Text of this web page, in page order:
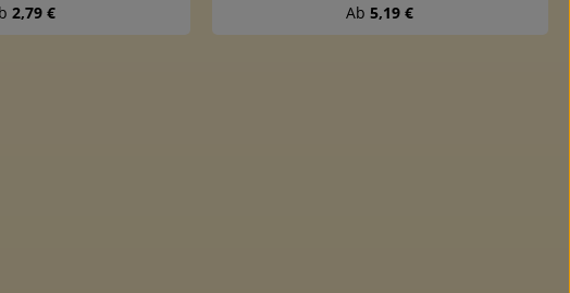
ein oder benutze die Schaltflächen um
mmAußenmaß: 154 x
offenweiche, sehr
Preis:
2,79 €
bis ca. 148 x 210 mmAußenmaß: 154 x 213
mmeine kurze Seite offenbrillante, stabile
Regulärer Preis:
Ab5,19 €